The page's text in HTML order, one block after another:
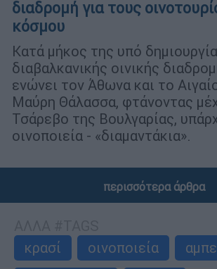
διαδρομή για τους
κόσμου
Κατά μήκος της υπό δημιουργία
διαβαλκανικής οινικής
ενώνει τον Άθωνα και το
Μαύρη Θάλασσα, φτάνοντας
Τσάρεβο της Βουλγαρίας,
οινοποιεία - «διαμαντάκια».
περισσότερα άρθρα
κρασί
οινοποιεία